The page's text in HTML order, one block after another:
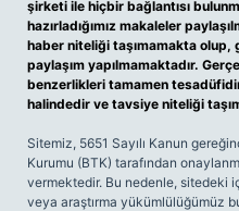
şirketi ile hiçbir bağlantısı
hazırladığımız makaleler
haber niteliği taşımamakta olup,
paylaşım yapılmamaktadır.
benzerlikleri tamamen
halindedir ve tavsiye niteliği
Sitemiz, 5651 Sayılı Kanun
Kurumu (BTK) tarafından
vermektedir. Bu nedenle, sitedeki
veya araştırma yükümlülüğümüz